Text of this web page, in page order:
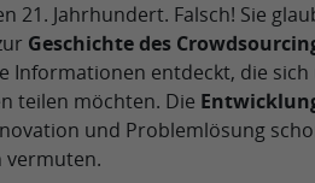
Jahrhundert. Falsch! Sie
Geschichte des
Informationen entdeckt, die sich
teilen möchten. Die
und Problemlösung
vermuten.